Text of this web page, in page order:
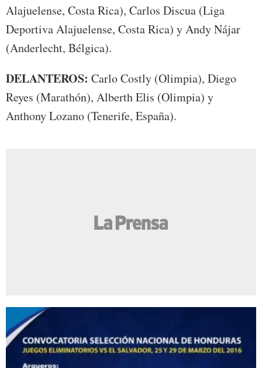
Alajuelense, Costa Rica), Carlos Discua (Liga
Deportiva Alajuelense, Costa Rica) y Andy Nájar
(Anderlecht, Bélgica).
DELANTEROS: Carlo Costly (Olimpia), Diego
Reyes (Marathón), Alberth Elis (Olimpia) y
Anthony Lozano (Tenerife, España).